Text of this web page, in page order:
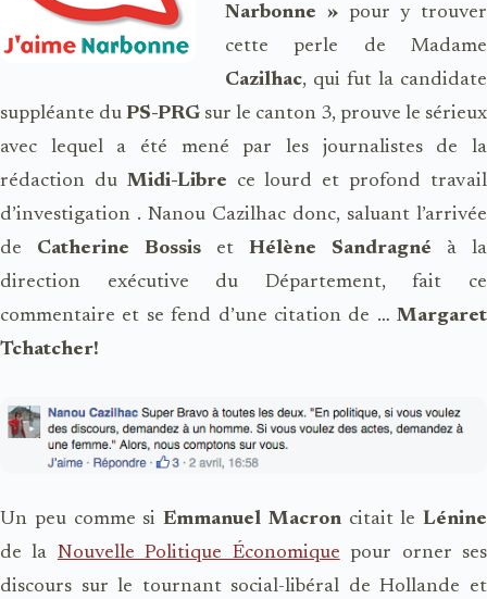
Narbonne »pour y trouver
cette perle de Madame
Cazilhac, qui fut la candidate
suppléante du PS-PRG sur le canton 3, prouve le sérieux
avec lequel a été mené par les journalistes de la
rédaction du Midi-Libre ce lourd et profond travail
d’investigation . Nanou Cazilhac donc, saluant l’arrivée
de Catherine Bossis et Hélène Sandragné à la
direction exécutive du Département, fait ce
commentaire et se fend d’une citation de … Margaret
Tchatcher!
Un peu comme si Emmanuel Macroncitait le Lénine
de la Nouvelle Politique Économique pour orner ses
discours sur le tournant social-libéral de Hollande et